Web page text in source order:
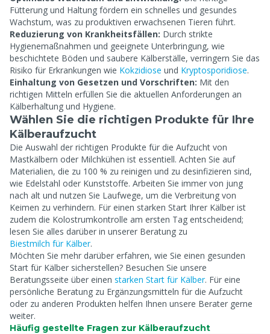
Fütterung und Haltung fördern ein schnelles und gesundes
Wachstum, was zu produktiven erwachsenen Tieren führt.
Reduzierung von Krankheitsfällen: Durch strikte
Hygienemaßnahmen und geeignete Unterbringung, wie
beschichtete Böden und saubere Kälberställe, verringern Sie das
Risiko für Erkrankungen wie Kokzidiose und Kryptosporidiose.
Einhaltung von Gesetzen und Vorschriften: Mit den
richtigen Mitteln erfüllen Sie die aktuellen Anforderungen an
Kälberhaltung und Hygiene.
Wählen Sie die richtigen Produkte für Ihre
Kälberaufzucht
Die Auswahl der richtigen Produkte für die Aufzucht von
Mastkälbern oder Milchkühen ist essentiell. Achten Sie auf
Materialien, die zu 100 % zu reinigen und zu desinfizieren sind,
wie Edelstahl oder Kunststoffe. Arbeiten Sie immer von jung
nach alt und nutzen Sie Laufwege, um die Verbreitung von
Keimen zu verhindern. Für einen starken Start Ihrer Kälber ist
zudem die Kolostrumkontrolle am ersten Tag entscheidend;
lesen Sie alles darüber in unserer Beratung zu
Biestmilch für Kälber.
Möchten Sie mehr darüber erfahren, wie Sie einen gesunden
Start für Kälber sicherstellen? Besuchen Sie unsere
Beratungsseite über einen starken Start für Kälber. Für eine
persönliche Beratung zu Ergänzungsmitteln für die Aufzucht
oder zu anderen Produkten helfen Ihnen unsere Berater gerne
weiter.
Häufig gestellte Fragen zur Kälberaufzucht